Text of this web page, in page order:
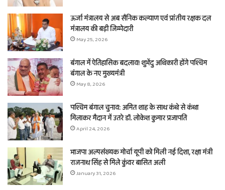
ऊर्जा मंत्रालय से अब सैनिक कल्याण एवं प्रांतीय रक्षक दल
मंत्रालय की बड़ी जिम्मेदारी
May 25, 2026
बंगाल में ऐतिहासिक बदलाव! शुभेंदु अधिकारी होंगे पश्चिम
बंगाल के नए मुख्यमंत्री
May 8, 2026
पश्चिम बंगाल चुनाव: अमित शाह के साथ कंधे से कंधा
मिलाकर मैदान में उतरे डॉ. लोकेश कुमार प्रजापति
April 24, 2026
भाजपा अल्पसंख्यक मोर्चा यूपी को मिली नई दिशा, रक्षा मंत्री
राजनाथ सिंह से मिले कुंवर बासित अली
January 31, 2026